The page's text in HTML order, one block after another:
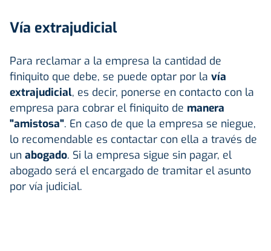
Vía extrajudicial
Para reclamar a la empresa la cantidad de
finiquito que debe, se puede optar por la vía
extrajudicial, es decir, ponerse en contacto con la
empresa para cobrar el finiquito de manera
"amistosa". En caso de que la empresa se niegue,
lo recomendable es contactar con ella a través de
un abogado. Si la empresa sigue sin pagar, el
abogado será el encargado de tramitar el asunto
por vía judicial.